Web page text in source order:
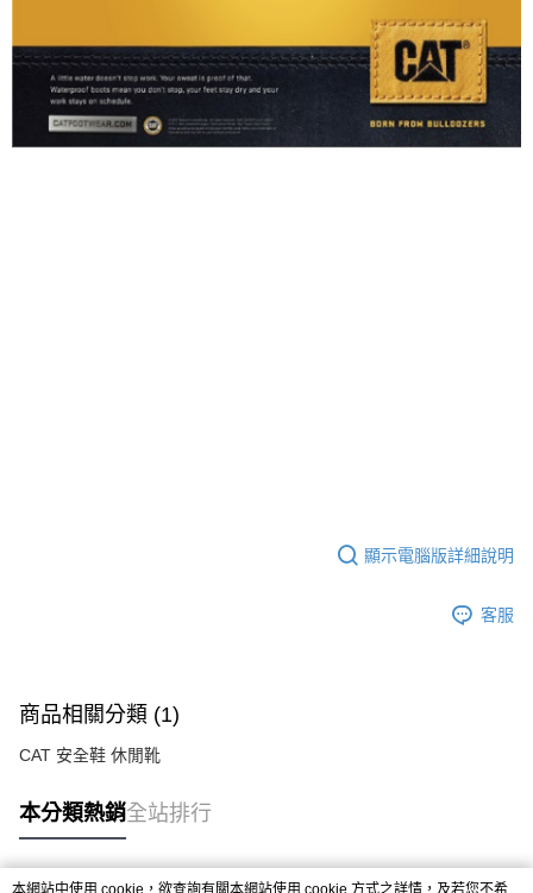
顯示電腦版詳細說明
客服
商品相關分類 (1)
CAT 安全鞋 休閒靴
本分類熱銷全站排行
本網站中使用 cookie，欲查詢有關本網站使用 cookie 方式之詳情，及若您不希